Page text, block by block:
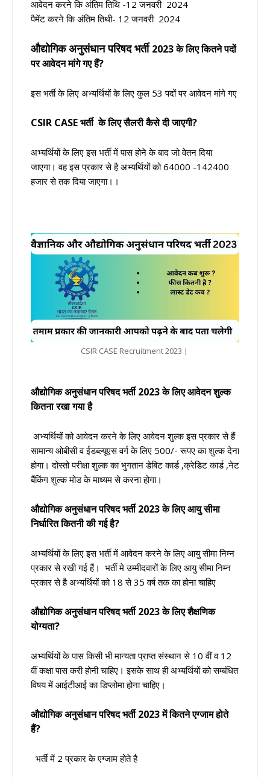
आवेदन करने कि अंतिम तिथि -12 जनवरी 2024
पैमेंट करने कि अंतिम तिथी- 12 जनवरी 2024
औद्योगिक अनुसंधान परिषद भर्ती 2023 के लिए कितने पदों
पर आवेदन मांगे गए हैं?
इस भर्ती के लिए अभ्यर्थियों के लिए कुल 53 पदों पर आवेदन मांगे गए
CSIR CASE भर्तीके लिए सैलरी कैसे दी जाएगी?
अभ्यर्थियों के लिए इस भर्ती में पास होने के बाद जो वेतन दिया
जाएगा। वह इस प्रकार से है अभ्यर्थियों को 64000 -142400
हजार से तक दिया जाएगा।।
CSIR CASE Recruitment 2023 |
औद्योगिक अनुसंधान परिषद भर्ती2023 के लिए आवेदन शुल्क
कितना रखा गया है
अभ्यर्थियों को आवेदन करने के लिए आवेदन शुल्क इस प्रकार से हैं
सामान्य ओबीसी व ईडब्ल्यूएस वर्ग के लिए 500/- रूपए का शुल्क देना
होगा। दोस्तो परीक्षा शुल्क का भुगतान डेबिट कार्ड ,क्रेडिट कार्ड ,नेट
बैंकिंग शुल्क मोड के माध्यम से करना होगा।
औद्योगिक अनुसंधान परिषद भर्ती2023 के लिए आयु सीमा
निर्धारित कितनी की गई है?
अभ्यर्थियों के लिए इस भर्ती में आवेदन करने के लिए आयु सीमा निम्न
प्रकार से रखी गई हैं। भर्ती मे उम्मीदवारों के लिए आयु सीमा निम्न
प्रकार से है अभ्यर्थियों को 18 से 35 वर्ष तक का होना चाहिए
औद्योगिक अनुसंधान परिषद भर्ती2023 के लिए शैक्षणिक
योग्यता?
अभ्यर्थियों के पास किसी भी मान्यता प्राप्त संस्थान से 10 वीं व 12
वीं कक्षा पास करी होनी चाहिए। इसके साथ ही अभ्यर्थियों को सम्बंधित
विषय में आईटीआई का डिप्लोमा होना चाहिए।
औद्योगिक अनुसंधान परिषद भर्ती2023 में कितने एग्जाम होते
हैं?
भर्ती में 2 प्रकार के एग्जाम होते है